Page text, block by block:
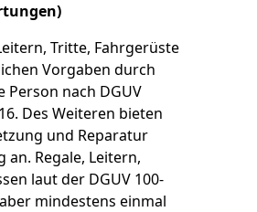
Tritte, Fahrgerüste
Vorgaben durch
Person nach DGUV
Des Weiteren bieten
und Reparatur
an. Regale, Leitern,
laut der DGUV 100-
mindestens einmal